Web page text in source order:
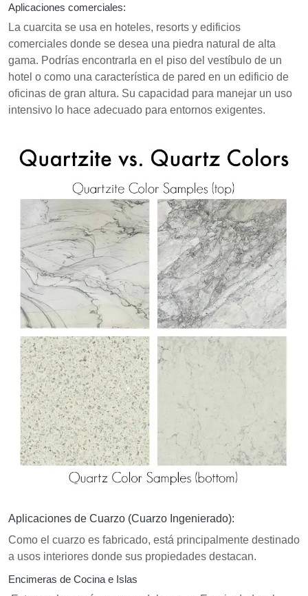
Aplicaciones comerciales:
La cuarcita se usa en hoteles, resorts y edificios
comerciales donde se desea una piedra natural de alta
gama. Podrías encontrarla en el piso del vestíbulo de un
hotel o como una característica de pared en un edificio de
oficinas de gran altura. Su capacidad para manejar un uso
intensivo lo hace adecuado para entornos exigentes.
Aplicaciones de Cuarzo (Cuarzo Ingenierado):
Como el cuarzo es fabricado, está principalmente destinado
a usos interiores donde sus propiedades destacan.
Encimeras de Cocina e Islas